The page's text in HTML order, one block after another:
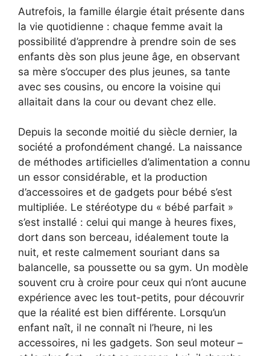
Autrefois, la famille élargie était présente dans
la vie quotidienne : chaque femme avait la
possibilité d’apprendre à prendre soin de ses
enfants dès son plus jeune âge, en observant
sa mère s’occuper des plus jeunes, sa tante
avec ses cousins, ou encore la voisine qui
allaitait dans la cour ou devant chez elle.
Depuis la seconde moitié du siècle dernier, la
société a profondément changé. La naissance
de méthodes artificielles d’alimentation a connu
un essor considérable, et la production
d’accessoires et de gadgets pour bébé s’est
multipliée. Le stéréotype du « bébé parfait »
s’est installé : celui qui mange à heures fixes,
dort dans son berceau, idéalement toute la
nuit, et reste calmement souriant dans sa
balancelle, sa poussette ou sa gym. Un modèle
souvent cru à croire pour ceux qui n’ont aucune
expérience avec les tout-petits, pour découvrir
que la réalité est bien différente. Lorsqu’un
enfant naît, il ne connaît ni l’heure, ni les
accessoires, ni les gadgets. Son seul moteur –